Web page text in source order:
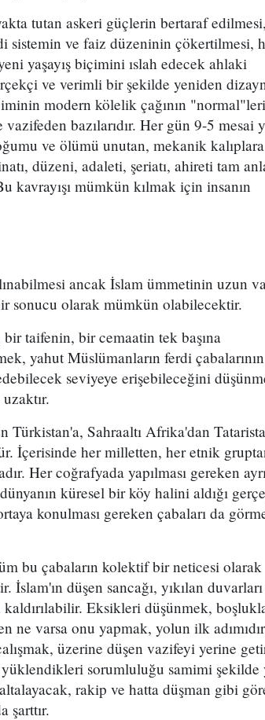
tutan askeri güçlerin bertaraf edilmesi,
sistemin ve faiz düzeninin çökertilmesi,
yaşayış biçimini ıslah edecek ahlaki
ve verimli bir şekilde yeniden
modern kölelik çağının
vazifeden bazılarıdır. Her gün 9-5 mesai
ve ölümü unutan, mekanik kalıplara
düzeni, adaleti, şeriatı, ahireti tam
kavrayışı mümkün kılmak için insanın
ancak İslam ümmetinin uzun
sonucu olarak mümkün olabilecektir.
taifenin, bir cemaatin tek başına
yahut Müslümanların ferdi çabalarının
seviyeye erişebileceğini
Türkistan'a, Sahraaltı Afrika'dan
İçerisinde her milletten, her etnik
Her coğrafyada yapılması gereken
küresel bir köy halini aldığı
konulması gereken çabaları da
bu çabaların kolektif bir neticesi olarak
düşen sancağı, yıkılan
Eksikleri düşünmek,
ne varsa onu yapmak, yolun ilk
üzerine düşen vazifeyi yerine
sorumluluğu samimi şekilde
rakip ve hatta düşman gibi
şarttır.